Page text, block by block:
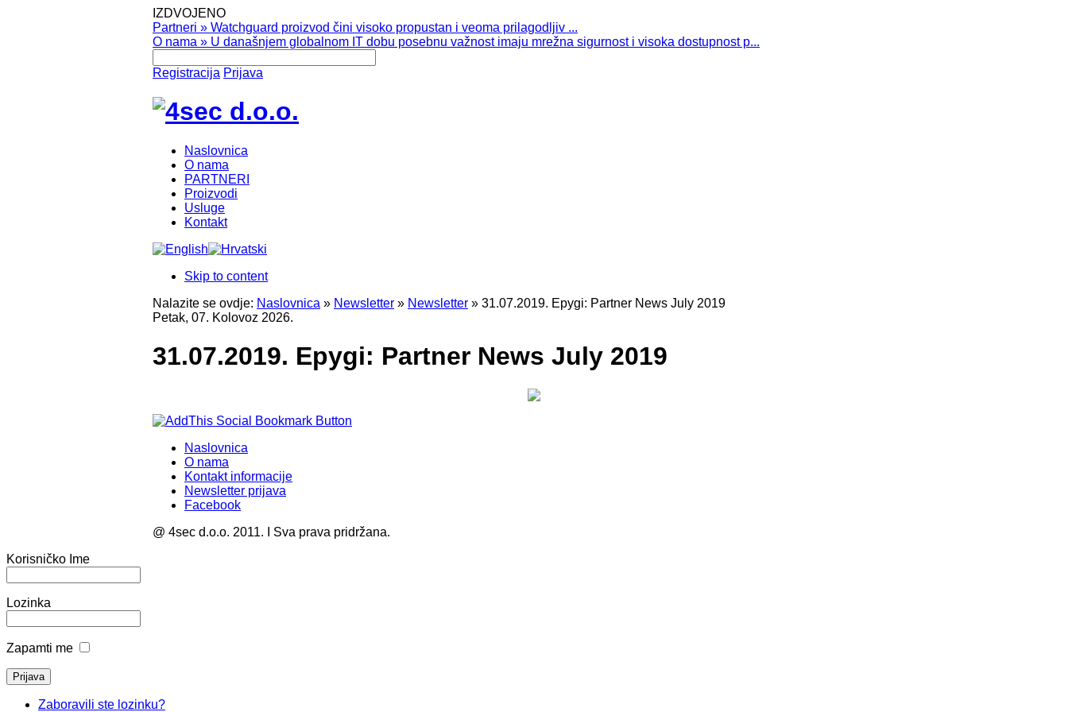
IZDVOJENO
Partneri » Watchguard proizvod čini visoko propustan i veoma prilagodljiv ...
O nama » U današnjem globalnom IT dobu posebnu važnost imaju mrežna sigurnost i visoka dostupnost p...
Registracija Prijava
Naslovnica
O nama
PARTNERI
Proizvodi
Usluge
Kontakt
Skip to content
Nalazite se ovdje: Naslovnica » Newsletter » Newsletter » 31.07.2019. Epygi: Partner News July 2019
Petak, 07. Kolovoz 2026.
31.07.2019. Epygi: Partner News July 2019
Naslovnica
O nama
Kontakt informacije
Newsletter prijava
Facebook
@ 4sec d.o.o. 2011. I Sva prava pridržana.
Korisničko Ime
Lozinka
Zapamti me
Zaboravili ste lozinku?